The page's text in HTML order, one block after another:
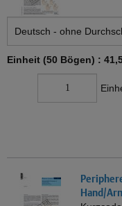
Einheit (50 Bögen) :
Hand/